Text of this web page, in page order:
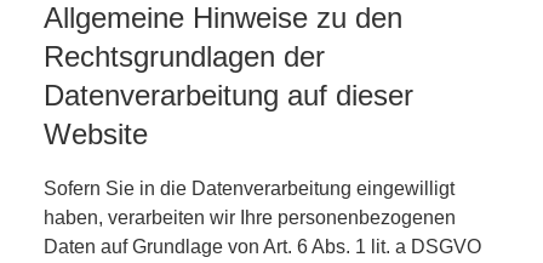
Allgemeine Hinweise zu den
Rechtsgrundlagen der
Datenverarbeitung auf dieser
Website
Sofern Sie in die Datenverarbeitung eingewilligt
haben, verarbeiten wir Ihre personenbezogenen
Daten auf Grundlage von Art. 6 Abs. 1 lit. a DSGVO